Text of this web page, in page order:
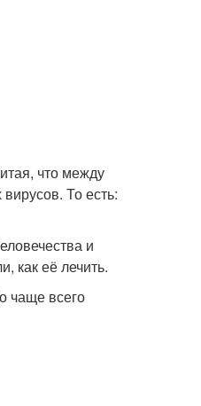
что между
То есть:
и
как её лечить.
чаще всего